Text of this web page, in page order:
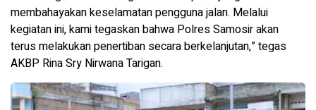
membahayakan keselamatan pengguna jalan. Melalui
kegiatan ini, kami tegaskan bahwa Polres Samosir akan
terus melakukan penertiban secara berkelanjutan,” tegas
AKBP Rina Sry Nirwana Tarigan.